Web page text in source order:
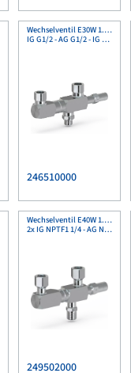
Wechselventil E30W 1.4301
IG G1/2 - AG G1/2 - IG G1/2
246510000
Wechselventil E40W 1.4301
2x IG NPTF1 1/4 - AG NPTF1 1/4
249502000